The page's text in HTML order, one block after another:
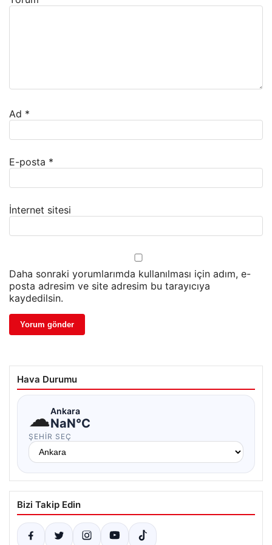
Ad *
E-posta *
İnternet sitesi
Daha sonraki yorumlarımda kullanılması için adım, e-
posta adresim ve site adresim bu tarayıcıya
kaydedilsin.
Hava Durumu
☁Ankara
NaN°C
ŞEHIR SEÇ
Bizi Takip Edin